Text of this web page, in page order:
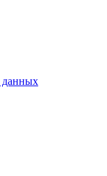
данных